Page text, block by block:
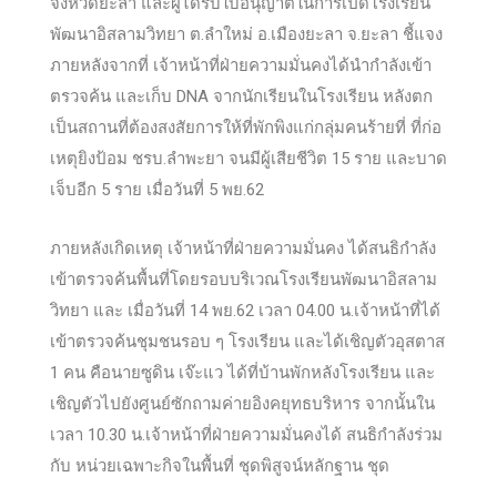
พัฒนาอิสลามวิทยา ต.ลำใหม่ อ.เมืองยะลา จ.ยะลา ชี้แจง
ภายหลังจากที่ เจ้าหน้าที่ฝ่ายความมั่นคงได้นำกำลังเข้า
ตรวจค้น และเก็บ DNA จากนักเรียนในโรงเรียน หลังตก
เป็นสถานที่ต้องสงสัยการให้ที่พักพิงแก่กลุ่มคนร้ายที่ ที่ก่อ
เหตุยิงป้อม ชรบ.ลำพะยา จนมีผู้เสียชีวิต 15 ราย และบาด
เจ็บอีก 5 ราย เมื่อวันที่ 5 พย.62
ภายหลังเกิดเหตุ เจ้าหน้าที่ฝ่ายความมั่นคง ได้สนธิกำลัง
เข้าตรวจค้นพื้นที่โดยรอบบริเวณโรงเรียนพัฒนาอิสลาม
วิทยา และ เมื่อวันที่ 14 พย.62 เวลา 04.00 น.เจ้าหน้าที่ได้
เข้าตรวจค้นชุมชนรอบ ๆ โรงเรียน และได้เชิญตัวอุสตาส
1 คน คือนายซูดิน เจ๊ะแว ได้ที่บ้านพักหลังโรงเรียน และ
เชิญตัวไปยังศูนย์ซักถามค่ายอิงคยุทธบริหาร จากนั้นใน
เวลา 10.30 น.เจ้าหน้าที่ฝ่ายความมั่นคงได้ สนธิกำลังร่วม
กับ หน่วยเฉพาะกิจในพื้นที่ ชุดพิสูจน์หลักฐาน ชุด